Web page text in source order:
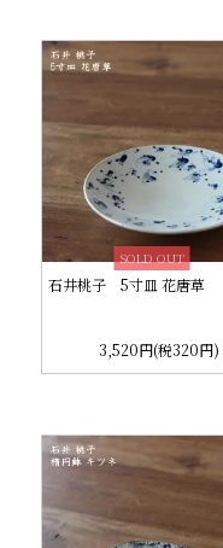
SOLD OUT
石井桃子 5寸皿 花唐草
3,520円(税320円)